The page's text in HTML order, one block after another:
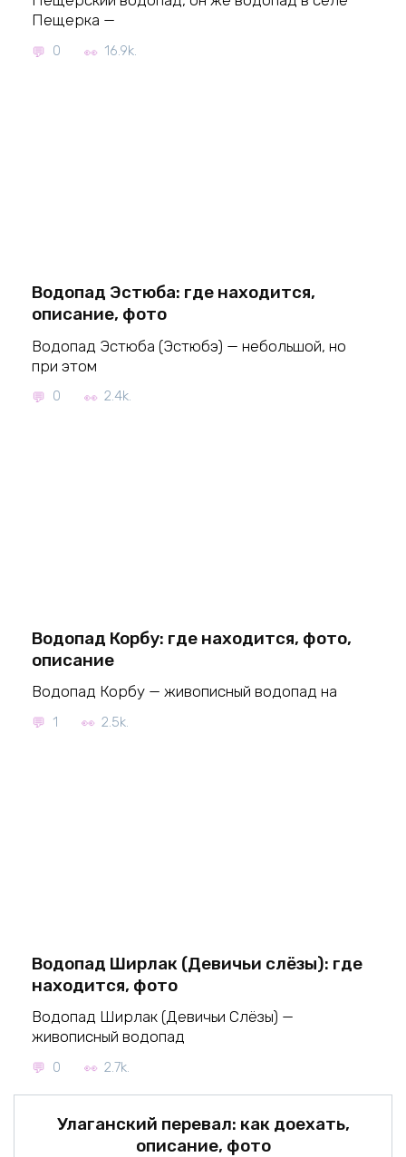
Пещерка —
0 16.9k.
Водопад Эстюба: где находится,
описание, фото
Водопад Эстюба (Эстюбэ) — небольшой, но
при этом
0 2.4k.
Водопад Корбу: где находится, фото,
описание
Водопад Корбу — живописный водопад на
1 2.5k.
Водопад Ширлак (Девичьи слёзы): где
находится, фото
Водопад Ширлак (Девичьи Слёзы) —
живописный водопад
0 2.7k.
Улаганский перевал: как доехать,
описание, фото